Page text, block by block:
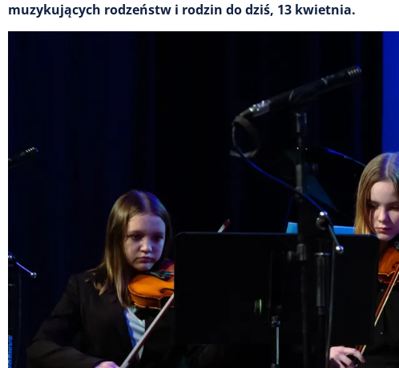
muzykujących rodzeństw i rodzin do dziś, 13 kwietnia.